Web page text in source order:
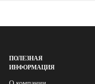
ПОЛЕЗНАЯ
ИНФОРМАЦИЯ